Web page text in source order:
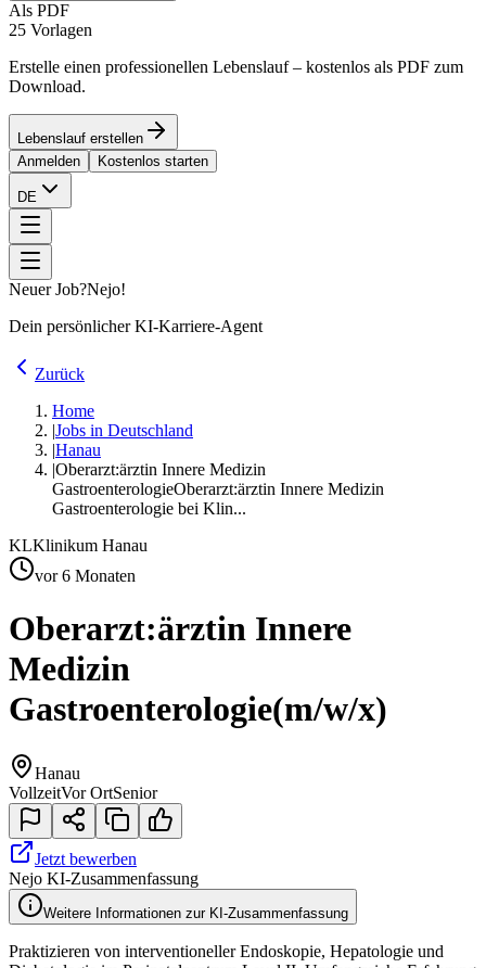
Als PDF
25 Vorlagen
Erstelle einen professionellen Lebenslauf – kostenlos als PDF zum
Download.
Lebenslauf erstellen
Anmelden
Kostenlos starten
DE
Neuer Job?Nejo!
Dein persönlicher KI-Karriere-Agent
Zurück
Home
|Jobs in Deutschland
|Hanau
|Oberarzt:ärztin Innere Medizin
GastroenterologieOberarzt:ärztin Innere Medizin
Gastroenterologie bei Klin...
KLKlinikum Hanau
vor 6 Monaten
Oberarzt:ärztin Innere
Medizin
Gastroenterologie(m/w/x)
Hanau
VollzeitVor OrtSenior
Jetzt bewerben
Nejo KI-Zusammenfassung
Weitere Informationen zur KI-Zusammenfassung
Praktizieren von interventioneller Endoskopie, Hepatologie und